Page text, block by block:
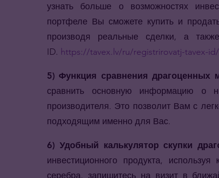
узнать больше о возможностях
портфеле Вы сможете купить и
производя реальные сделки, а
ID. https://tavex.lv/ru/registrirovatj-tavex-id/
5) Функция сравнения драгоценных
сравнить основную информацию о
производителя. Это позволит Вам с
подходящим именно для Вас.
6) Удобный калькулятор скупки
инвестиционного продукта,
серебра, запишитесь на визит в